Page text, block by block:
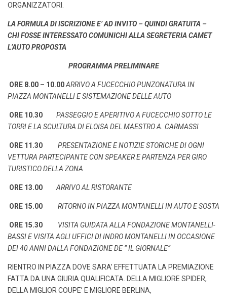
ORGANIZZATORI.
LA FORMULA DI ISCRIZIONE E’ AD INVITO – QUINDI GRATUITA –
CHI FOSSE INTERESSATO COMUNICHI ALLA SEGRETERIA CAMET
L’AUTO PROPOSTA
PROGRAMMA PRELIMINARE
ORE 8.00 – 10.00ARRIVO A FUCECCHIO PUNZONATURA IN
PIAZZA MONTANELLI E SISTEMAZIONE DELLE AUTO
ORE 10.30 PASSEGGIO E APERITIVO A FUCECCHIO SOTTO LE
TORRI E LA SCULTURA DI ELOISA DEL MAESTRO A. CARMASSI
ORE 11.30 PRESENTAZIONE E NOTIZIE STORICHE DI OGNI
VETTURA PARTECIPANTE CON SPEAKER E PARTENZA PER GIRO
TURISTICO DELLA ZONA
ORE 13.00 ARRIVO AL RISTORANTE
ORE 15.00 RITORNO IN PIAZZA MONTANELLI IN AUTO E SOSTA
ORE 15.30 VISITA GUIDATA ALLA FONDAZIONE MONTANELLI-
BASSI E VISITA AGLI UFFICI DI INDRO MONTANELLI IN OCCASIONE
DEI 40 ANNI DALLA FONDAZIONE DE ” IL GIORNALE”
RIENTRO IN PIAZZA DOVE SARA’ EFFETTUATA LA PREMIAZIONE
FATTA DA UNA GIURIA QUALIFICATA. DELLA MIGLIORE SPIDER,
DELLA MIGLIOR COUPE’ E MIGLIORE BERLINA,